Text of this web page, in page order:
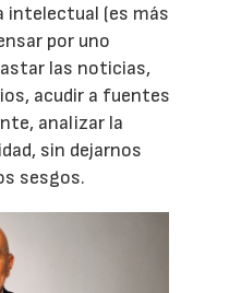
intelectual (es más
por uno
las noticias,
acudir a fuentes
analizar la
sin dejarnos
sesgos.